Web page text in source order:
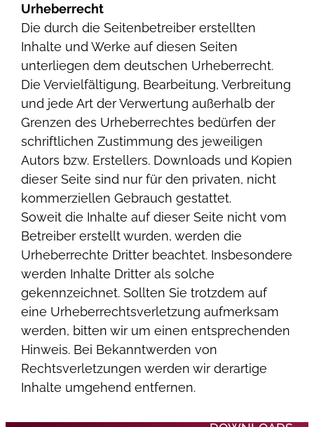
Urheberrecht
Die durch die Seitenbetreiber erstellten
Inhalte und Werke auf diesen Seiten
unterliegen dem deutschen Urheberrecht.
Die Vervielfältigung, Bearbeitung, Verbreitung
und jede Art der Verwertung außerhalb der
Grenzen des Urheberrechtes bedürfen der
schriftlichen Zustimmung des jeweiligen
Autors bzw. Erstellers. Downloads und Kopien
dieser Seite sind nur für den privaten, nicht
kommerziellen Gebrauch gestattet.
Soweit die Inhalte auf dieser Seite nicht vom
Betreiber erstellt wurden, werden die
Urheberrechte Dritter beachtet. Insbesondere
werden Inhalte Dritter als solche
gekennzeichnet. Sollten Sie trotzdem auf
eine Urheberrechtsverletzung aufmerksam
werden, bitten wir um einen entsprechenden
Hinweis. Bei Bekanntwerden von
Rechtsverletzungen werden wir derartige
Inhalte umgehend entfernen.